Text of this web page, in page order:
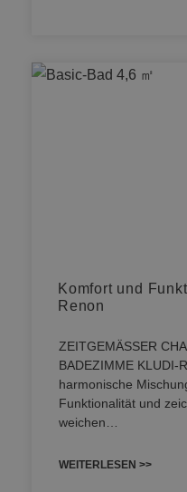
Komfort und
Renon
ZEITGEMÄSSER
BADEZIMME KLUDI-
harmonische
Funktionalität und
weichen…
WEITERLESEN >>